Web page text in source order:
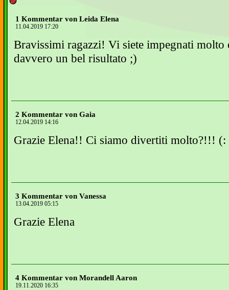
1 Kommentar von Leida Elena
11.04.2019 17:20
Bravissimi ragazzi! Vi siete impegnati molto
davvero un bel risultato ;)
2 Kommentar von Gaia
12.04.2019 14:16
Grazie Elena!! Ci siamo divertiti molto?!!! (:
3 Kommentar von Vanessa
13.04.2019 05:15
Grazie Elena
4 Kommentar von Morandell Aaron
19.11.2020 16:35